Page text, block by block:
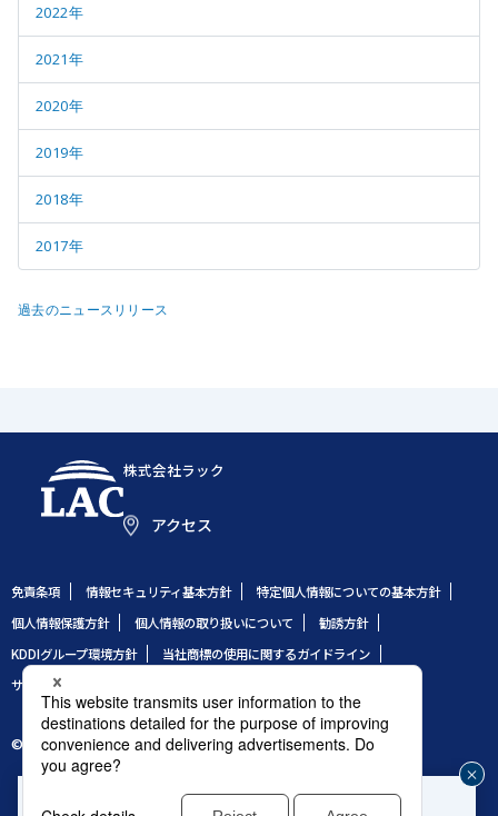
企業や組織のセキュリティ事故発生時はこちら
2022年
2021年
2020年
2019年
2018年
2017年
過去のニュースリリース
株式会社ラック
アクセス
免責条項 情報セキュリティ基本方針
特定個人情報についての基本方針
個人情報保護方針
個人情報の取り扱いについて
勧誘方針
KDDIグループ環境方針
当社商標の使用に関するガイドライン
サイトのご利用条件
© 1995 LAC Co., Ltd.